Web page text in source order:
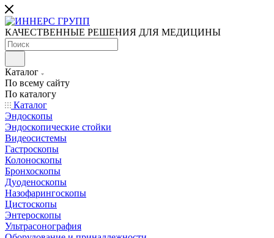
КАЧЕСТВЕННЫЕ РЕШЕНИЯ ДЛЯ МЕДИЦИНЫ
Каталог
По всему сайту
По каталогу
Каталог
Эндоскопы
Эндоскопические стойки
Видеосистемы
Гастроскопы
Колоноскопы
Бронхоскопы
Дуоденоскопы
Назофарингоскопы
Цистоскопы
Энтероскопы
Ультрасонография